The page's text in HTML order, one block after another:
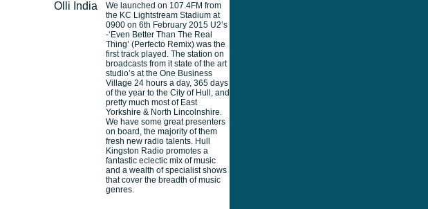
We launched on 107.4FM from
the KC Lightstream Stadium at
0900 on 6th February 2015 U2’s
-‘Even Better Than The Real
Thing’ (Perfecto Remix) was the
first track played. The station on
broadcasts from it state of the art
studio’s at the One Business
Village 24 hours a day, 365 days
of the year to the City of Hull, and
pretty much most of East
Yorkshire & North Lincolnshire.
We have some great presenters
on board, the majority of them
fresh new radio talents. Hull
Kingston Radio promotes a
fantastic eclectic mix of music
and a wealth of specialist shows
that cover the breadth of music
genres.